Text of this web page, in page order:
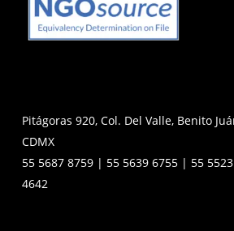
Pitágoras 920, Col. Del Valle, Benito
CDMX
55 5687 8759 | 55 5639 6755 | 55
4642